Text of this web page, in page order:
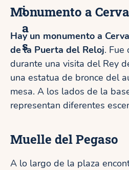
i
a
s
Monumento a
Hay un monumento a
de la Puerta del Reloj. Fue
durante una visita del Rey
una estatua de bronce del
mesa. A los lados de la
representan diferentes
Muelle del Pegaso
A lo largo de la plaza